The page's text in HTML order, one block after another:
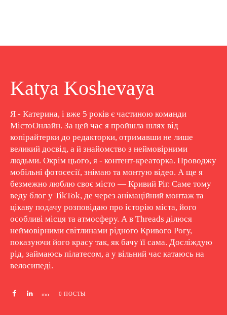
Katya Koshevaya
Я - Катерина, і вже 5 років є частиною команди
МістоОнлайн. За цей час я пройшла шлях від
копірайтерки до редакторки, отримавши не лише
великий досвід, а й знайомство з неймовірними
людьми. Окрім цього, я - контент-креаторка. Проводжу
мобільні фотосесії, знімаю та монтую відео. А ще я
безмежно люблю своє місто — Кривий Ріг. Саме тому
веду блог у TikTok, де через анімаційний монтаж та
цікаву подачу розповідаю про історію міста, його
особливі місця та атмосферу. А в Threads ділюся
неймовірними світлинами рідного Кривого Рогу,
показуючи його красу так, як бачу її сама. Досліждую
рід, займаюсь пілатесом, а у вільний час катаюсь на
велосипеді.
0 ПОСТЫ